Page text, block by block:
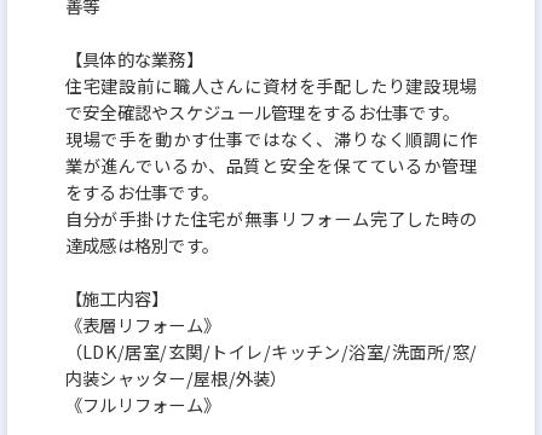
■弊社の強み：
多様化するニーズやライフスタイル、エリアの特性
に合った、オリジナリティとクオリティを追求した
住まいづくりを実現しています。また「社内責任一貫
体制」で 用地の取得／開発／設計／施工／販売とい
ビス／リフォーム／買取りなど、住んだ後も責任を
持ってフォローすることで顧客にきめ細やかで迅速
な対応を可能にしています。「社内責任一貫体制」
は、メイドイン・ケイアイを成す同社のアドバンテ
【具体的な業務】
住宅建設前に職人さんに資材を手配したり建設現場
で安全確認やスケジュール管理をするお仕事です。
現場で手を動かす仕事ではなく、滞りなく順調に作
業が進んでいるか、品質と安全を保てているか管理
をするお仕事です。
自分が手掛けた住宅が無事リフォーム完了した時の
達成感は格別です。
【施工内容】
《表層リフォーム》
（LDK/居室/玄関/トイレ/キッチン/浴室/洗面所/窓/
内装シャッター/屋根/外装）
《フルリフォーム》